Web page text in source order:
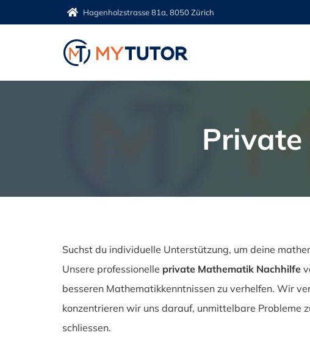
Hagenholzstrasse 81a, 8050 Zürich
Suchst du individuelle Unterstützung, um deine
Unsere professionelle private Mathematik Nachhilfe
besseren Mathematikkenntnissen zu verhelfen. Wir
konzentrieren wir uns darauf, unmittelbare Probleme
schliessen.